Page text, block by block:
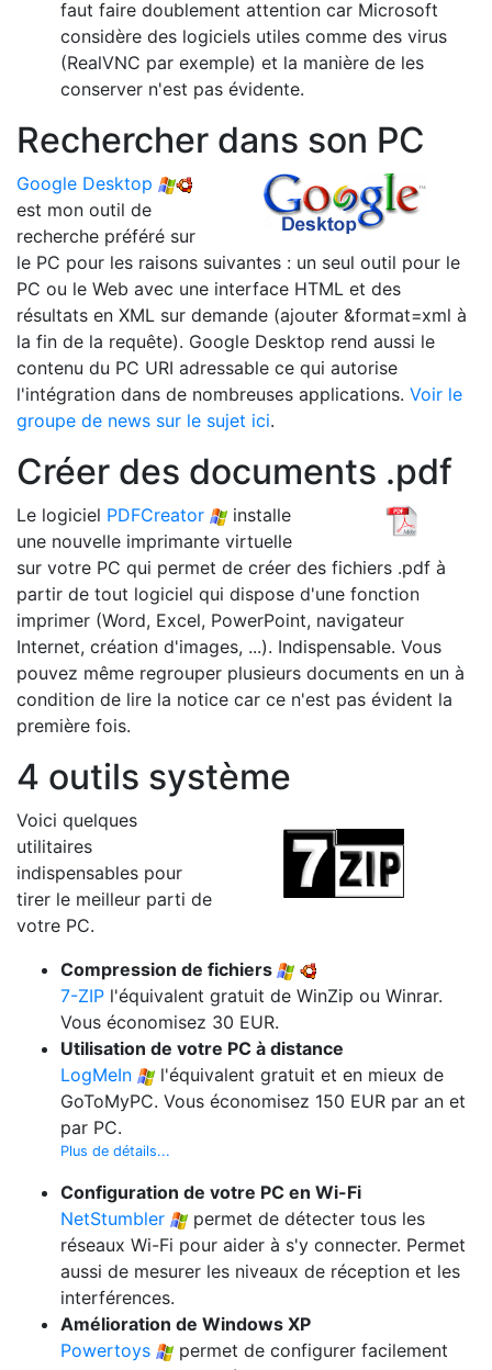
faut faire doublement attention car Microsoft
considère des logiciels utiles comme des virus
(RealVNC par exemple) et la manière de les
conserver n'est pas évidente.
Rechercher dans son PC
Google Desktop
est mon outil de
recherche préféré sur
le PC pour les raisons suivantes : un seul outil pour le
PC ou le Web avec une interface HTML et des
résultats en XML sur demande (ajouter &format=xml à
la fin de la requête). Google Desktop rend aussi le
contenu du PC URI adressable ce qui autorise
l'intégration dans de nombreuses applications. Voir le
groupe de news sur le sujet ici.
Créer des documents .pdf
Le logiciel PDFCreator
installe
une nouvelle imprimante virtuelle
sur votre PC qui permet de créer des fichiers .pdf à
partir de tout logiciel qui dispose d'une fonction
imprimer (Word, Excel, PowerPoint, navigateur
Internet, création d'images, ...). Indispensable. Vous
pouvez même regrouper plusieurs documents en un à
condition de lire la notice car ce n'est pas évident la
première fois.
4 outils système
Voici quelques
utilitaires
indispensables pour
tirer le meilleur parti de
votre PC.
Compression de fichiers
7-ZIP l'équivalent gratuit de WinZip ou Winrar.
Vous économisez 30 EUR.
Utilisation de votre PC à distance
LogMeIn
l'équivalent gratuit et en mieux de
GoToMyPC. Vous économisez 150 EUR par an et
par PC.
Plus de détails...
Configuration de votre PC en Wi-Fi
NetStumbler
permet de détecter tous les
réseaux Wi-Fi pour aider à s'y connecter. Permet
aussi de mesurer les niveaux de réception et les
interférences.
Amélioration de Windows XP
Powertoys
permet de configurer facilement